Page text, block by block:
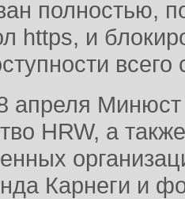
полностью,
https, и
всего
апреля
HRW, а
Карнеги и